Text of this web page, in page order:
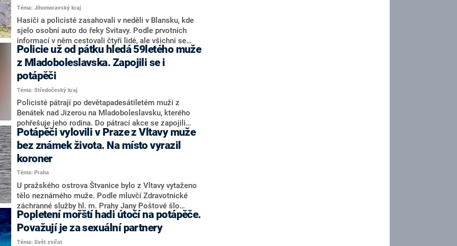
Téma: Jihomoravský kraj
Hasiči a policisté zasahovali v neděli v Blansku, kde
sjelo osobní auto do řeky Svitavy. Podle prvotních
informací v něm cestovali čtyři lidé, ale všichni se
včas dostali na břeh. Řekl to policejní mluvčí Petr
Vala, podle kterého však posádka z místa odešla a
nikomu nic neohlásila. Auto dostala z vody speciální
hasičská technika. Policisté se událostí zabývají.
Policie už od pátku hledá 59letého muže
z Mladoboleslavska. Zapojili se i
potápěči
Téma: Středočeský kraj
Policisté pátrají po devětapadesátiletém muži z
Benátek nad Jizerou na Mladoboleslavsku, kterého
pohřešuje jeho rodina. Do pátrací akce se zapojili
psovod, dron a od neděle také potápěči. Zatím se ale
muže nepodařilo najít, informovala policejní mluvčí
Michaela Richterová.
Potápěči vylovili v Praze z Vltavy muže
bez známek života. Na místo vyrazil
koroner
Téma: Praha
U pražského ostrova Štvanice bylo z Vltavy vytaženo
tělo neznámého muže. Podle mluvčí Zdravotnické
záchranné služby hl. m. Prahy Jany Poštové šlo
nejspíše o osobu, která skočila z Hlávkova mostu. Na
místo vyráží koroner pražské záchranné služby.
Popletení mořští hadi útočí na potápěče.
Považují je za sexuální partnery
Téma: Svět zvířat